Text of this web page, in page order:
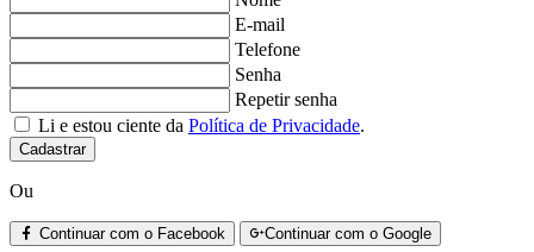
E-mail
Telefone
Senha
Repetir senha
Li e estou ciente da Política de Privacidade.
Cadastrar
Ou
Continuar com o Facebook Continuar com o Google